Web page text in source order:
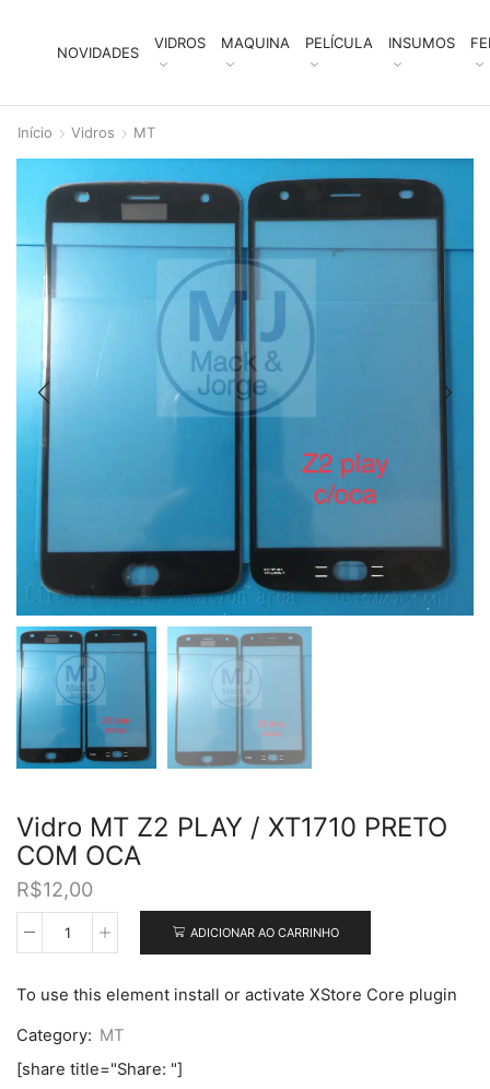
NOVIDADES
VIDROS MAQUINA PELÍCULA INSUMOS
Início Vidros MT
Vidro MT Z2 PLAY / XT1710 PRETO
COM OCA
R$12,00
Vidro
PLAY
XT1710
PRETO
COM
ADICIONAR AO CARRINHO
To use this element install or activate XStore Core plugin
Category: MT
[share title="Share: "]